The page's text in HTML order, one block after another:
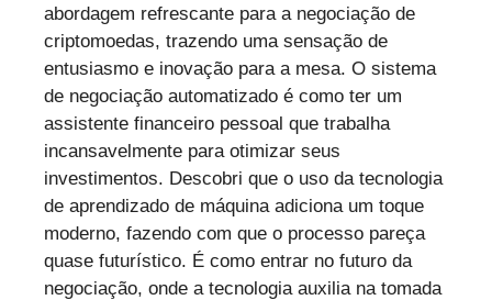
abordagem refrescante para a negociação de
criptomoedas, trazendo uma sensação de
entusiasmo e inovação para a mesa. O sistema
de negociação automatizado é como ter um
assistente financeiro pessoal que trabalha
incansavelmente para otimizar seus
investimentos. Descobri que o uso da tecnologia
de aprendizado de máquina adiciona um toque
moderno, fazendo com que o processo pareça
quase futurístico. É como entrar no futuro da
negociação, onde a tecnologia auxilia na tomada